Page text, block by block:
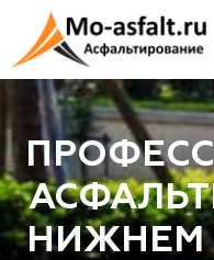
НИЖНЕМ